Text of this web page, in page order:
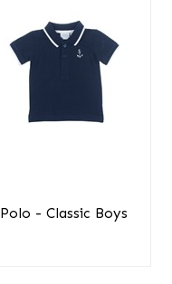
Polo - Classic Boys